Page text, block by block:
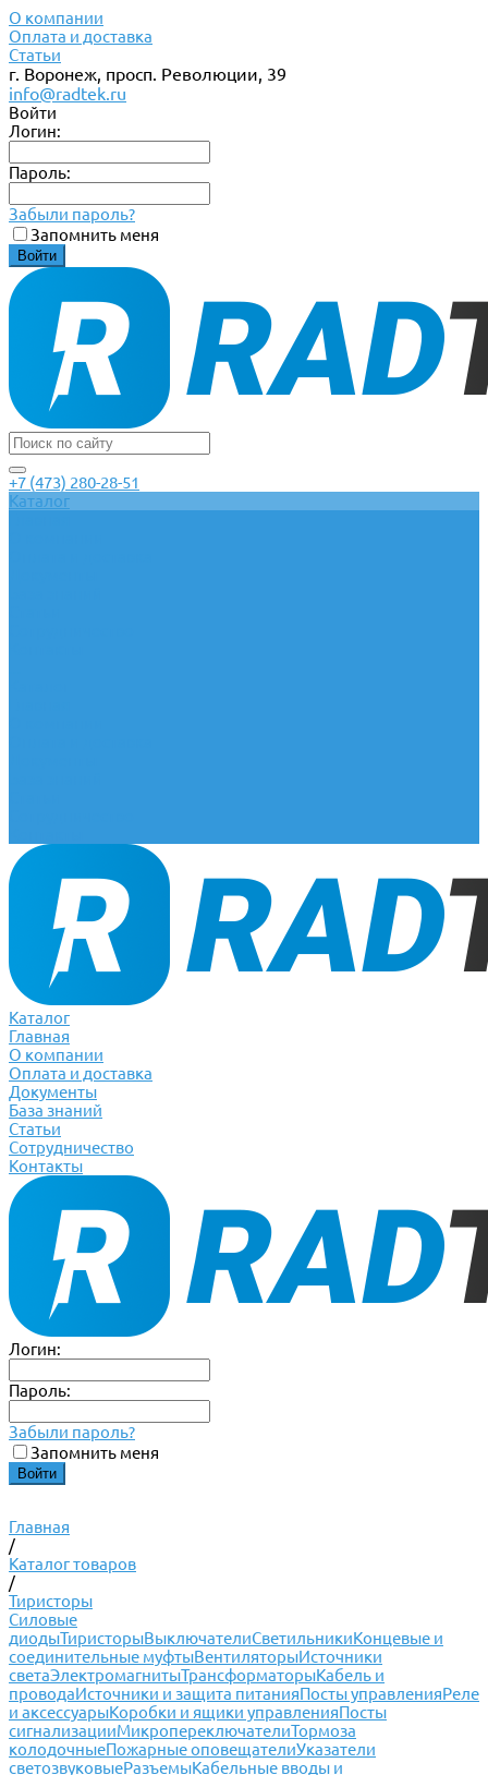
О компании
Оплата и доставка
Статьи
г. Воронеж, просп. Революции, 39
info@radtek.ru
Войти
Логин:
Пароль:
Забыли пароль?
Запомнить меня
+7 (473) 280-28-51
Каталог
Каталог
Главная
О компании
Оплата и доставка
Документы
База знаний
Статьи
Сотрудничество
Контакты
Логин:
Пароль:
Забыли пароль?
Запомнить меня
Главная
/
Каталог товаров
/
Тиристоры
Силовые
диодыТиристорыВыключателиСветильникиКонцевые и
соединительные муфтыВентиляторыИсточники
светаЭлектромагнитыТрансформаторыКабель и
проводаИсточники и защита питанияПосты управленияРеле
и аксессуарыКоробки и ящики управленияПосты
сигнализацииМикропереключателиТормоза
колодочныеПожарные оповещателиУказатели
светозвуковыеРазъемыКабельные вводы и